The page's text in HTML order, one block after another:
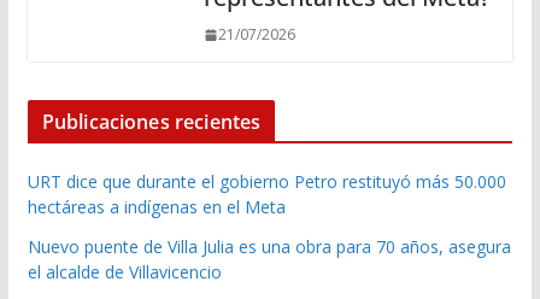
21/07/2026
Publicaciones recientes
URT dice que durante el gobierno Petro restituyó más 50.000
hectáreas a indígenas en el Meta
Nuevo puente de Villa Julia es una obra para 70 años, asegura
el alcalde de Villavicencio